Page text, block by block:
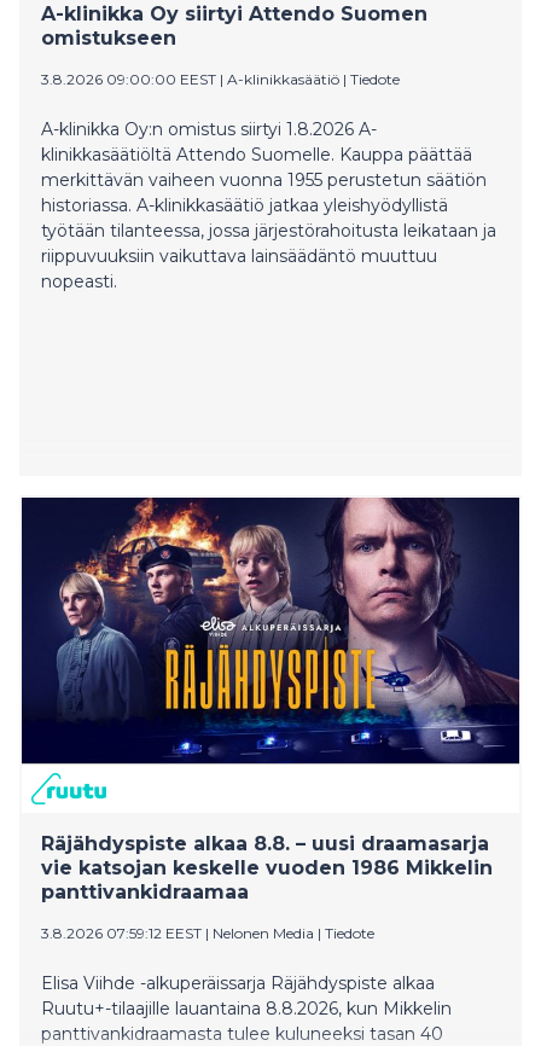
hae lainaa. Toisaalta pk-yritysten lainansaantia jarruttaa
Suomessa useimmiten vakuuksien puute toisin kuin
monissa muissa euroalueen maissa. Erot käyvät ilmi
Finnveran ekonomistin Anni Koskisen mukaan
suomalaisten pk-yritysten kasvuhalukkuus on ollut
pitkään vaatimatonta, ja yritysten varovaisuus
velkarahan käytössä syö entisestään pk-yritysten
kasvulukuja ja kilpailukykyä talouskasvun
vauhdittuessa.
A-klinikka Oy siirtyi Attendo Suomen
omistukseen
3.8.2026 09:00:00 EEST | A-klinikkasäätiö | Tiedote
A-klinikka Oy:n omistus siirtyi 1.8.2026 A-
klinikkasäätiöltä Attendo Suomelle. Kauppa päättää
merkittävän vaiheen vuonna 1955 perustetun säätiön
historiassa. A-klinikkasäätiö jatkaa yleishyödyllistä
työtään tilanteessa, jossa järjestörahoitusta leikataan ja
riippuvuuksiin vaikuttava lainsäädäntö muuttuu
nopeasti.
Räjähdyspiste alkaa 8.8. – uusi draamasarja
vie katsojan keskelle vuoden 1986 Mikkelin
panttivankidraamaa
3.8.2026 07:59:12 EEST | Nelonen Media | Tiedote
Elisa Viihde -alkuperäissarja Räjähdyspiste alkaa
Ruutu+-tilaajille lauantaina 8.8.2026, kun Mikkelin
panttivankidraamasta tulee kuluneeksi tasan 40